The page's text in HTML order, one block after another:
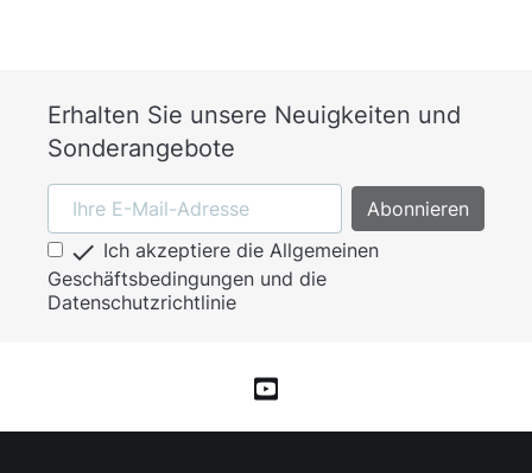
Erhalten Sie unsere Neuigkeiten und
Sonderangebote
 Ich akzeptiere die Allgemeinen
Geschäftsbedingungen und die
Datenschutzrichtlinie